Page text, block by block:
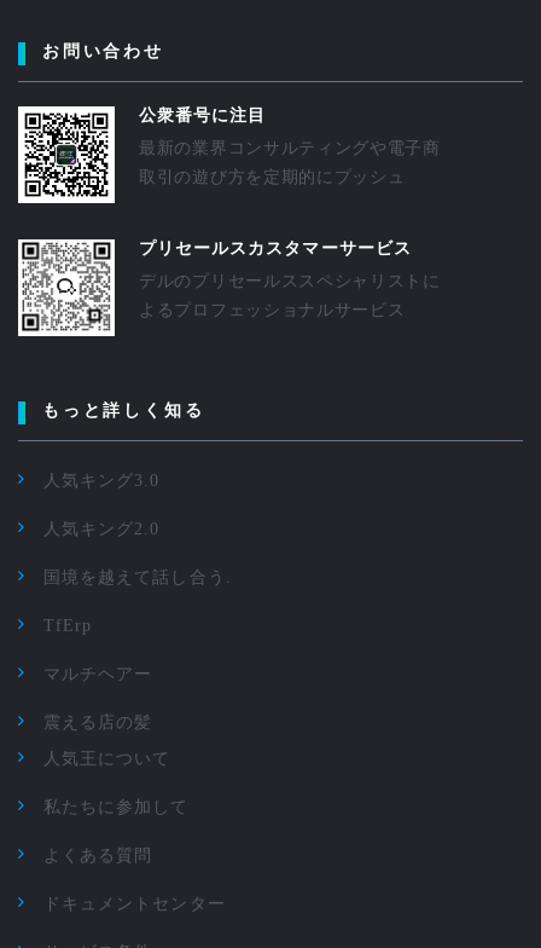
お問い合わせ
公衆番号に注目
最新の業界コンサルティングや電子商
取引の遊び方を定期的にプッシュ
プリセールスカスタマーサービス
デルのプリセールススペシャリストに
よるプロフェッショナルサービス
もっと詳しく知る
人気キング3.0
人気キング2.0
国境を越えて話し合う.
TfErp
マルチヘアー
震える店の髪
人気王について
私たちに参加して
よくある質問
ドキュメントセンター